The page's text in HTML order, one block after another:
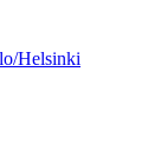
Helsinki